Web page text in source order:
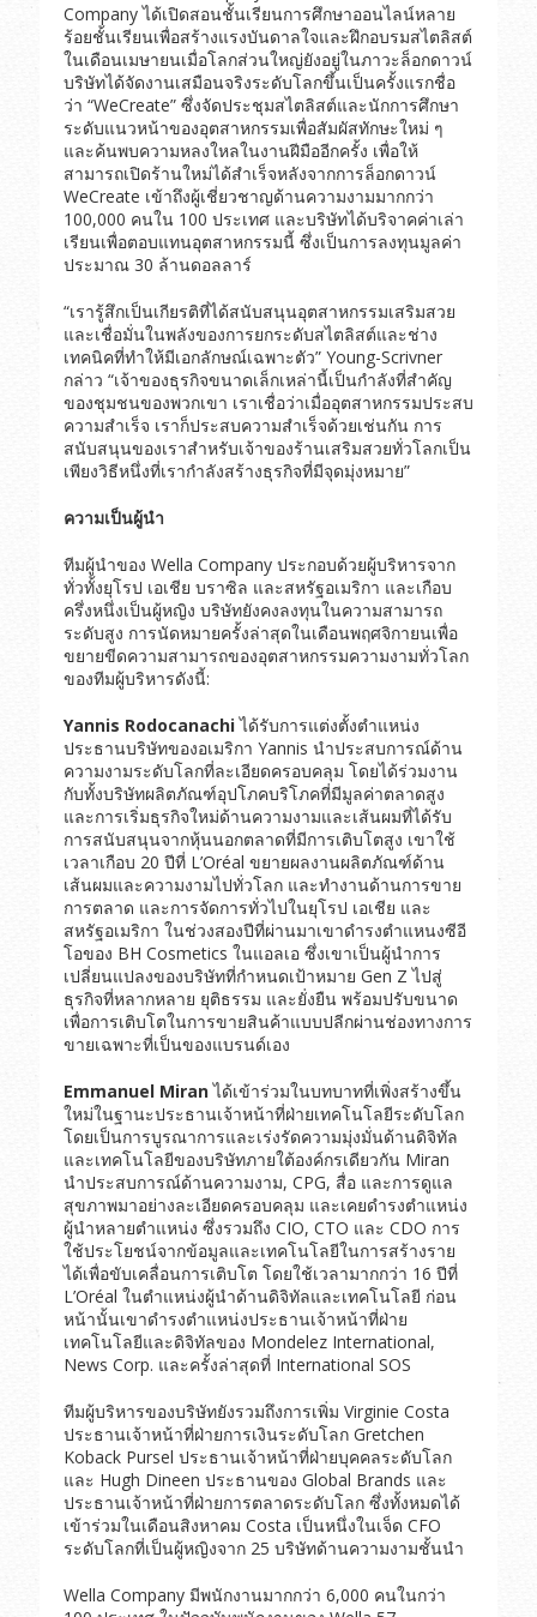
Company ได้เปิดสอนชั้นเรียนการศึกษาออนไลน์หลาย
ร้อยชั้นเรียนเพื่อสร้างแรงบันดาลใจและฝึกอบรมสไตลิสต์
ในเดือนเมษายนเมื่อโลกส่วนใหญ่ยังอยู่ในภาวะล็อกดาวน์
บริษัทได้จัดงานเสมือนจริงระดับโลกขึ้นเป็นครั้งแรกชื่อ
ว่า “WeCreate” ซึ่งจัดประชุมสไตลิสต์และนักการศึกษา
ระดับแนวหน้าของอุตสาหกรรมเพื่อสัมผัสทักษะใหม่ ๆ
และค้นพบความหลงใหลในงานฝีมืออีกครั้ง เพื่อให้
สามารถเปิดร้านใหม่ได้สำเร็จหลังจากการล็อกดาวน์
WeCreate เข้าถึงผู้เชี่ยวชาญด้านความงามมากกว่า
100,000 คนใน 100 ประเทศ และบริษัทได้บริจาคค่าเล่า
เรียนเพื่อตอบแทนอุตสาหกรรมนี้ ซึ่งเป็นการลงทุนมูลค่า
ประมาณ 30 ล้านดอลลาร์
“เรารู้สึกเป็นเกียรติที่ได้สนับสนุนอุตสาหกรรมเสริมสวย
และเชื่อมั่นในพลังของการยกระดับสไตลิสต์และช่าง
เทคนิคที่ทำให้มีเอกลักษณ์เฉพาะตัว” Young-Scrivner
กล่าว “เจ้าของธุรกิจขนาดเล็กเหล่านี้เป็นกำลังที่สำคัญ
ของชุมชนของพวกเขา เราเชื่อว่าเมื่ออุตสาหกรรมประสบ
ความสำเร็จ เราก็ประสบความสำเร็จด้วยเช่นกัน การ
สนับสนุนของเราสำหรับเจ้าของร้านเสริมสวยทั่วโลกเป็น
เพียงวิธีหนึ่งที่เรากำลังสร้างธุรกิจที่มีจุดมุ่งหมาย”
ความเป็นผู้นำ
ทีมผู้นำของ Wella Company ประกอบด้วยผู้บริหารจาก
ทั่วทั้งยุโรป เอเชีย บราซิล และสหรัฐอเมริกา และเกือบ
ครึ่งหนึ่งเป็นผู้หญิง บริษัทยังคงลงทุนในความสามารถ
ระดับสูง การนัดหมายครั้งล่าสุดในเดือนพฤศจิกายนเพื่อ
ขยายขีดความสามารถของอุตสาหกรรมความงามทั่วโลก
ของทีมผู้บริหารดังนี้:
Yannis Rodocanachiได้รับการแต่งตั้งตำแหน่ง
ประธานบริษัทของอเมริกา Yannis นำประสบการณ์ด้าน
ความงามระดับโลกที่ละเอียดครอบคลุม โดยได้ร่วมงาน
กับทั้งบริษัทผลิตภัณฑ์อุปโภคบริโภคที่มีมูลค่าตลาดสูง
และการเริ่มธุรกิจใหม่ด้านความงามและเส้นผมที่ได้รับ
การสนับสนุนจากหุ้นนอกตลาดที่มีการเติบโตสูง เขาใช้
เวลาเกือบ 20 ปีที่ L’Oréal ขยายผลงานผลิตภัณฑ์ด้าน
เส้นผมและความงามไปทั่วโลก และทำงานด้านการขาย
การตลาด และการจัดการทั่วไปในยุโรป เอเชีย และ
สหรัฐอเมริกา ในช่วงสองปีที่ผ่านมาเขาดำรงตำแหนงซีอี
โอของ BH Cosmetics ในแอลเอ ซึ่งเขาเป็นผู้นำการ
เปลี่ยนแปลงของบริษัทที่กำหนดเป้าหมาย Gen Z ไปสู่
ธุรกิจที่หลากหลาย ยุติธรรม และยั่งยืน พร้อมปรับขนาด
เพื่อการเติบโตในการขายสินค้าแบบปลีกผ่านช่องทางการ
ขายเฉพาะที่เป็นของแบรนด์เอง
Emmanuel Miranได้เข้าร่วมในบทบาทที่เพิ่งสร้างขึ้น
ใหม่ในฐานะประธานเจ้าหน้าที่ฝ่ายเทคโนโลยีระดับโลก
โดยเป็นการบูรณาการและเร่งรัดความมุ่งมั่นด้านดิจิทัล
และเทคโนโลยีของบริษัทภายใต้องค์กรเดียวกัน Miran
นำประสบการณ์ด้านความงาม, CPG, สื่อ และการดูแล
สุขภาพมาอย่างละเอียดครอบคลุม และเคยดำรงตำแหน่ง
ผู้นำหลายตำแหน่ง ซึ่งรวมถึง CIO, CTO และ CDO การ
ใช้ประโยชน์จากข้อมูลและเทคโนโลยีในการสร้างราย
ได้เพื่อขับเคลื่อนการเติบโต โดยใช้เวลามากกว่า 16 ปีที่
L’Oréal ในตำแหน่งผู้นำด้านดิจิทัลและเทคโนโลยี ก่อน
หน้านั้นเขาดำรงตำแหน่งประธานเจ้าหน้าที่ฝ่าย
เทคโนโลยีและดิจิทัลของ Mondelez International,
News Corp. และครั้งล่าสุดที่ International SOS
ทีมผู้บริหารของบริษัทยังรวมถึงการเพิ่ม Virginie Costa
ประธานเจ้าหน้าที่ฝ่ายการเงินระดับโลก Gretchen
Koback Pursel ประธานเจ้าหน้าที่ฝ่ายบุคคลระดับโลก
และ Hugh Dineen ประธานของ Global Brands และ
ประธานเจ้าหน้าที่ฝ่ายการตลาดระดับโลก ซึ่งทั้งหมดได้
เข้าร่วมในเดือนสิงหาคม Costa เป็นหนึ่งในเจ็ด CFO
ระดับโลกที่เป็นผู้หญิงจาก 25 บริษัทด้านความงามชั้นนำ
Wella Company มีพนักงานมากกว่า 6,000 คนในกว่า